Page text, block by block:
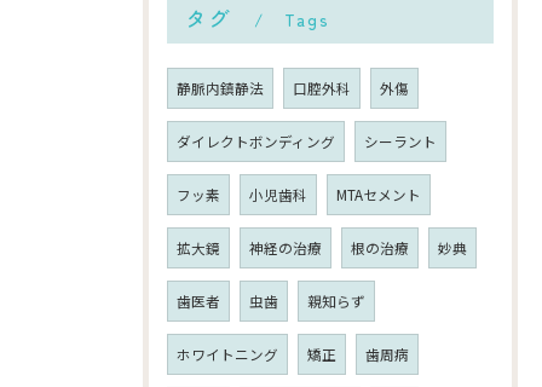
タグ Tags
静脈内鎮静法 口腔外科 外傷
ダイレクトボンディング シーラント
フッ素 小児歯科 MTAセメント
拡大鏡 神経の治療 根の治療 妙典
歯医者 虫歯 親知らず
ホワイトニング 矯正 歯周病